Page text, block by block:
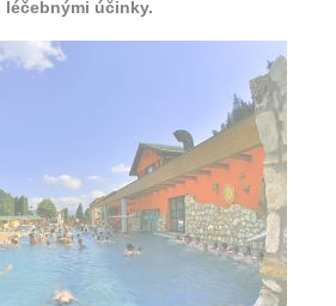
léčebnými účinky.